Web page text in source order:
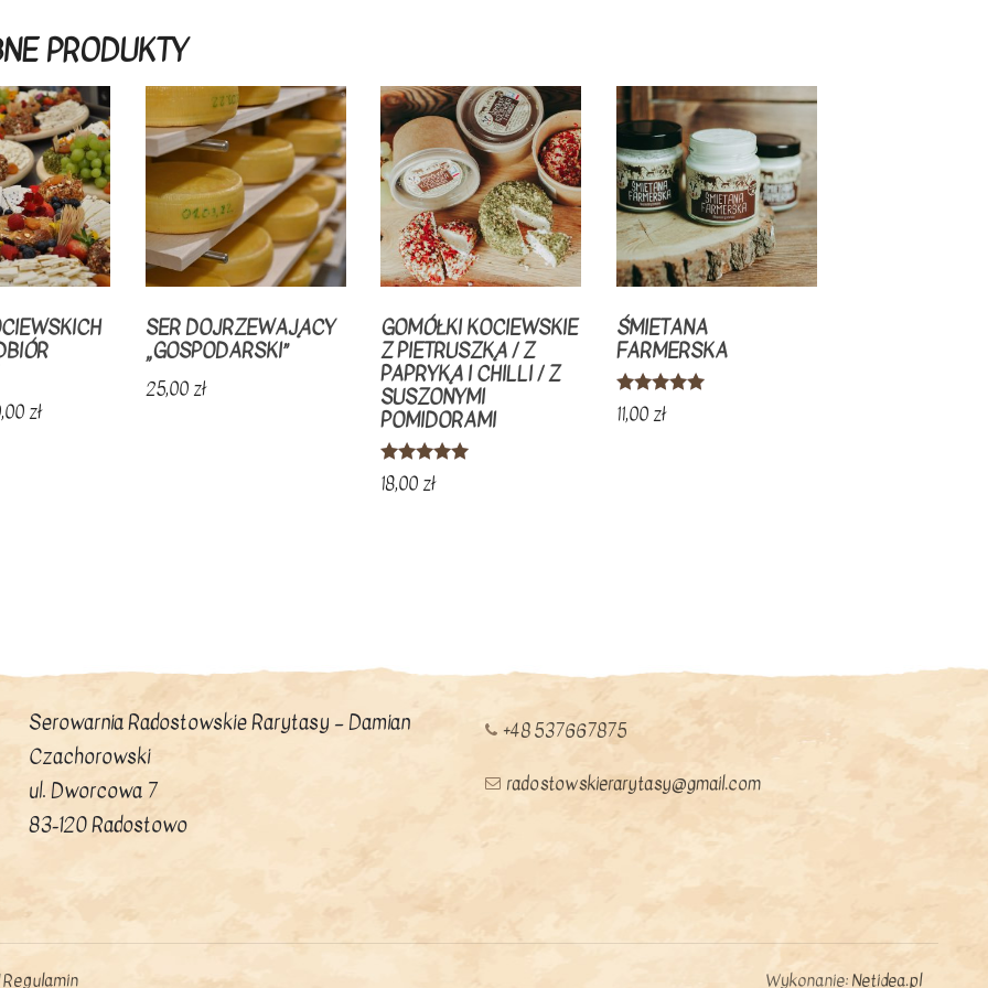
PRODUKTY
zł
SER DOJRZEWAJĄCY
„GOSPODARSKI”
25,00zł
GOMÓŁKI KOCIEWSKIE
Z PIETRUSZKĄ / Z
PAPRYKĄ I CHILLI / Z
SUSZONYMI
POMIDORAMI
Oceniono
5.00
18,00zł
wariantów.
można
ŚMIETANA
FARMERSKA
Oceniono
5.00
11,00zł
Serowarnia Radostowskie Rarytasy – Damian
Czachorowski
ul. Dworcowa 7
83-120 Radostowo
+48 537667875
radostowskierarytasy@gmail.com
Regulamin Wykonanie:Netidea.pl